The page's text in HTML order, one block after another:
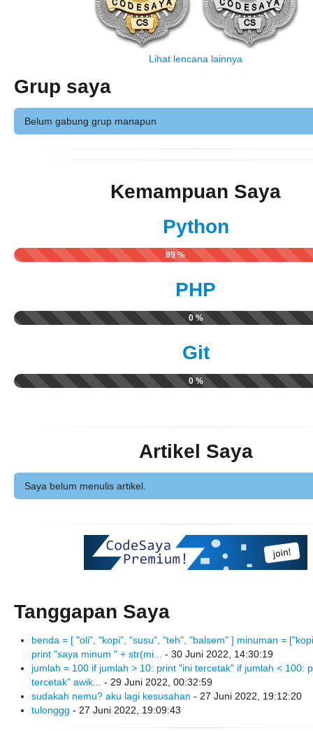
Lihat lencana lainnya
Grup saya
Belum gabung grup manapun
Kemampuan Saya
Python
89 %
PHP
0 %
Git
0 %
Artikel Saya
Saya belum menulis artikel.
Tanggapan Saya
benda = [ "oli", "kopi", "susu", "teh", "balsem" ] minuman =
print "saya minum " + str(mi... - 30 Juni 2022, 14:30:19
jumlah = 100 if jumlah > 10: print "ini tercetak" if jumlah < 100:
tercetak" awik... - 29 Juni 2022, 00:32:59
sudakah nemu? aku lagi kesusahan - 27 Juni 2022, 19:12:20
tulonggg - 27 Juni 2022, 19:09:43